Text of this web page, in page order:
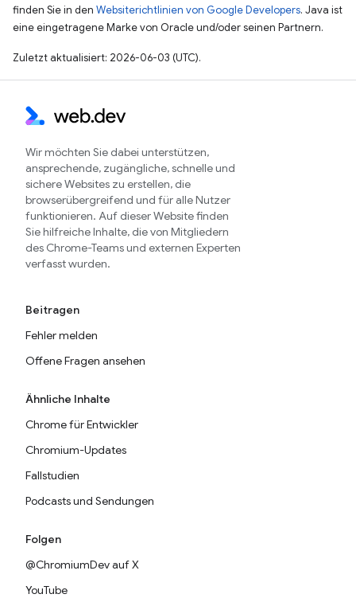
finden Sie in den Websiterichtlinien von Google Developers. Java ist
eine eingetragene Marke von Oracle und/oder seinen Partnern.
Zuletzt aktualisiert: 2026-06-03 (UTC).
Wir möchten Sie dabei unterstützen,
ansprechende, zugängliche, schnelle und
sichere Websites zu erstellen, die
browserübergreifend und für alle Nutzer
funktionieren. Auf dieser Website finden
Sie hilfreiche Inhalte, die von Mitgliedern
des Chrome-Teams und externen Experten
verfasst wurden.
Beitragen
Fehler melden
Offene Fragen ansehen
Ähnliche Inhalte
Chrome für Entwickler
Chromium-Updates
Fallstudien
Podcasts und Sendungen
Folgen
@ChromiumDev auf X
YouTube